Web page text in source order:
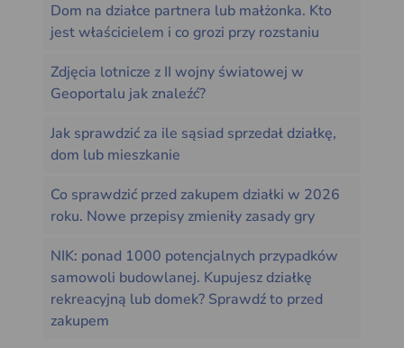
Dom na działce partnera lub małżonka. Kto
jest właścicielem i co grozi przy rozstaniu
Zdjęcia lotnicze z II wojny światowej w
Geoportalu jak znaleźć?
Jak sprawdzić za ile sąsiad sprzedał działkę,
dom lub mieszkanie
Co sprawdzić przed zakupem działki w 2026
roku. Nowe przepisy zmieniły zasady gry
NIK: ponad 1000 potencjalnych przypadków
samowoli budowlanej. Kupujesz działkę
rekreacyjną lub domek? Sprawdź to przed
zakupem